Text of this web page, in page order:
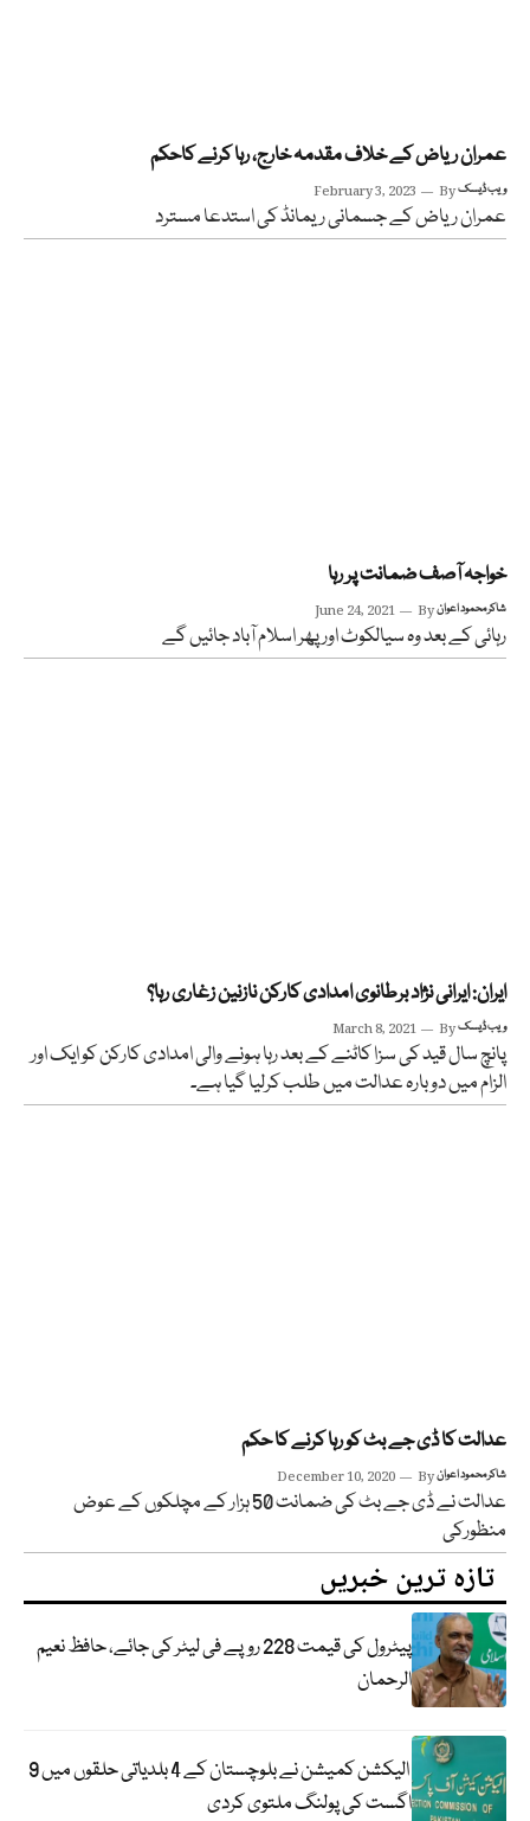
عمران ریاض کے خلاف مقدمہ خارج، رہا کرنے کاحکم
February 3, 2023 Byویب ڈیسک
عمران ریاض کے جسمانی ریمانڈ کی استدعا مسترد
خواجہ آصف ضمانت پر رہا
June 24, 2021 Byشاکر محمود اعوان
رہائی کے بعد وہ سیالکوٹ اور پھر اسلام آباد جائیں گے
ایران: ایرانی نژاد برطانوی امدادی کارکن نازنین زغاری رہا؟
March 8, 2021 Byویب ڈیسک
پانچ سال قید کی سزا کاٹنے کے بعد رہا ہونے والی امدادی کارکن کو ایک اور
الزام میں دوبارہ عدالت میں طلب کرلیا گیا ہے۔
عدالت کا ڈی جے بٹ کو رہا کرنے کا حکم
December 10, 2020 Byشاکر محمود اعوان
عدالت نے ڈی جے بٹ کی ضمانت 50 ہزار کے مچلکوں کے عوض
منظورکی
تازہ ترین خبریں
پیٹرول کی قیمت 228 روپے فی لیٹر کی جائے، حافظ نعیم
الرحمان
الیکشن کمیشن نے بلوچستان کے 4 بلدیاتی حلقوں میں 9
اگست کی پولنگ ملتوی کردی